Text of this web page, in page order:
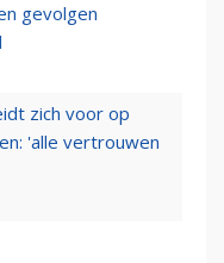
gevolgen
zich voor op
'alle vertrouwen